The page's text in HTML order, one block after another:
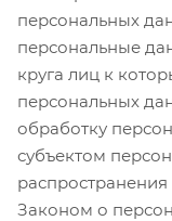
персональных
персональные
круга лиц к
персональных
обработку
субъектом
Законом о